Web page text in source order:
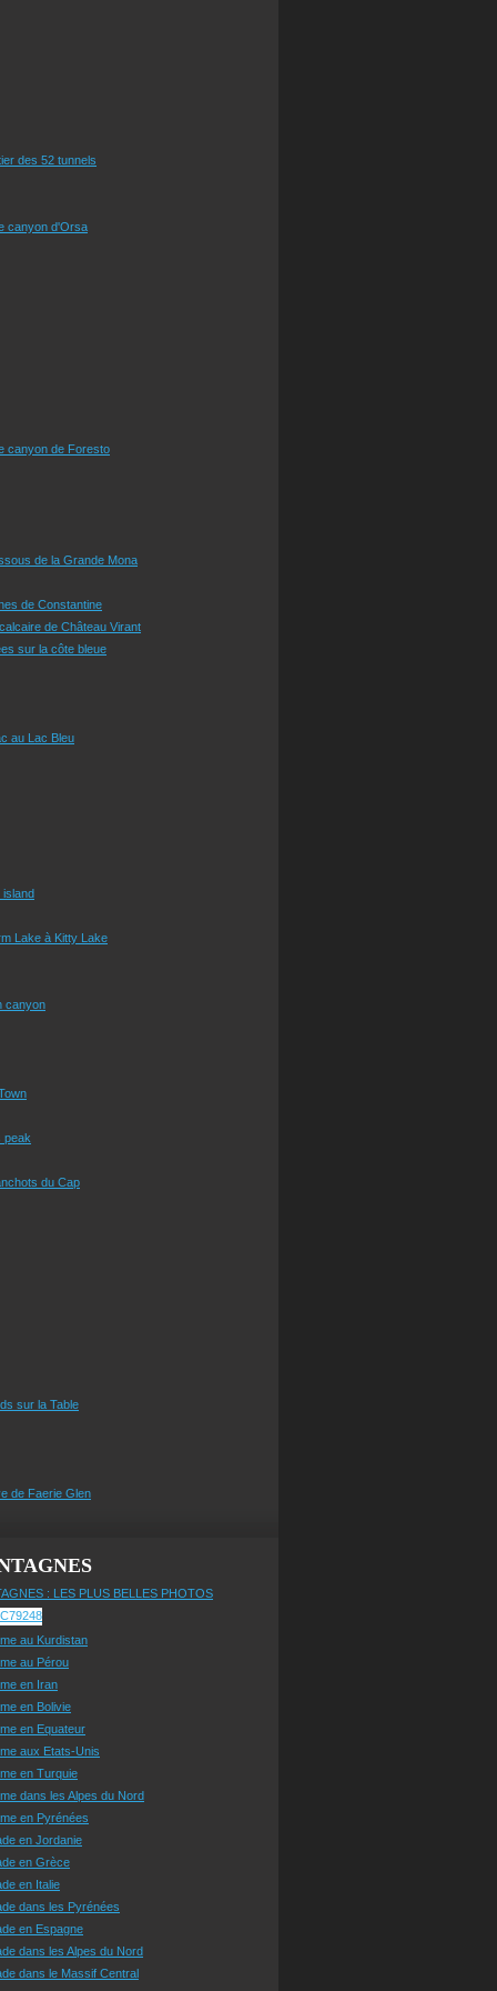
des 52 tunnels
canyon d'Orsa
canyon de Foresto
de la Grande Mona
de Constantine
de Château Virant
sur la côte bleue
au Lac Bleu
island
Lake à Kitty Lake
canyon
peak
du Cap
sur la Table
de Faerie Glen
: LES PLUS BELLES PHOTOS
au Kurdistan
au Pérou
en Iran
en Bolivie
en Equateur
aux Etats-Unis
en Turquie
dans les Alpes du Nord
en Pyrénées
en Jordanie
en Grèce
en Italie
dans les Pyrénées
en Espagne
dans les Alpes du Nord
dans le Massif Central